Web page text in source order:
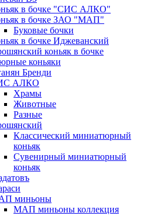
в бочке "СИС АЛКО"
в бочке ЗАО "МАП"
Буковые бочки
в бочке Иджеванский
коньяк в бочке
коньяки
Бренди
АЛКО
Храмы
Животные
Разные
Классический миниатюрный
коньяк
Сувенирный миниатюрный
коньяк
миньоны
МАП миньоны коллекция